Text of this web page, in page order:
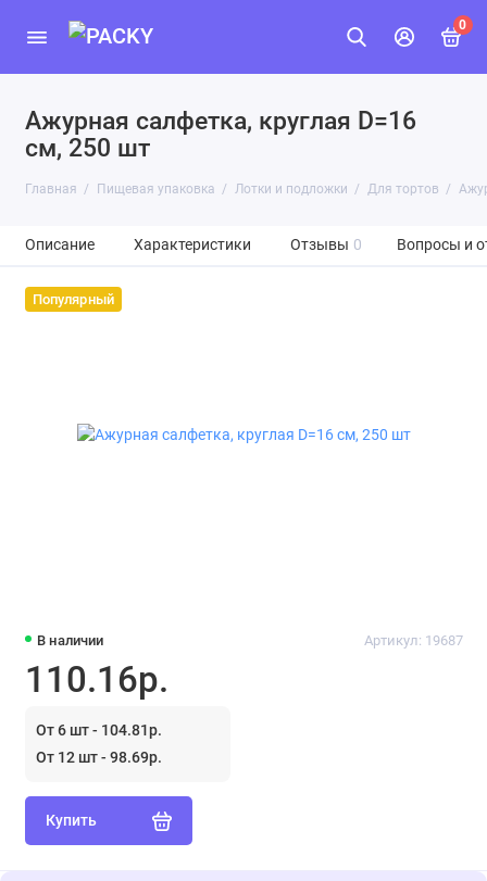
0
Ажурная салфетка, круглая D=16
см, 250 шт
Главная Пищевая упаковка Лотки и подложки Для тортов
Описание Характеристики Отзывы 0 Вопросы и
Популярный
В наличии Артикул: 19687
110.16р.
От 6 шт - 104.81р.
От 12 шт - 98.69р.
Купить